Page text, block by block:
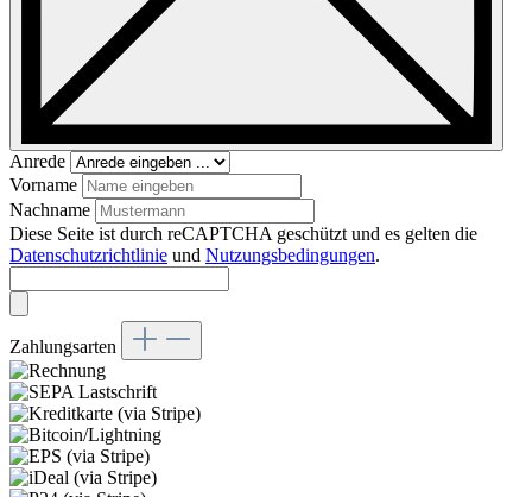
Anrede
Vorname
Nachname
Diese Seite ist durch reCAPTCHA geschützt und es gelten die
Datenschutzrichtlinie und Nutzungsbedingungen.
Zahlungsarten